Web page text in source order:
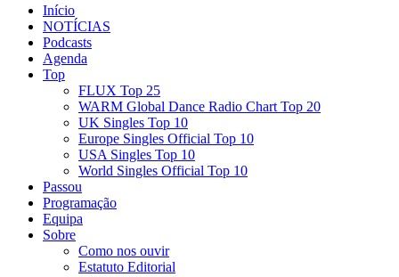
Início
NOTÍCIAS
Podcasts
Agenda
Top
FLUX Top 25
WARM Global Dance Radio Chart Top 20
UK Singles Top 10
Europe Singles Official Top 10
USA Singles Top 10
World Singles Official Top 10
Passou
Programação
Equipa
Sobre
Como nos ouvir
Estatuto Editorial